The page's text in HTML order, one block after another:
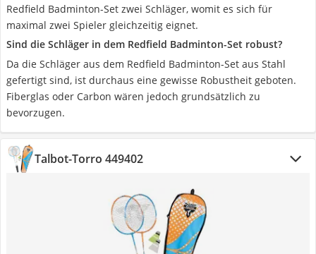
Redfield Badminton-Set zwei Schläger, womit es sich für
maximal zwei Spieler gleichzeitig eignet.
Sind die Schläger in dem Redfield Badminton-Set robust?
Da die Schläger aus dem Redfield Badminton-Set aus Stahl
gefertigt sind, ist durchaus eine gewisse Robustheit geboten.
Fiberglas oder Carbon wären jedoch grundsätzlich zu
bevorzugen.
Talbot-Torro 449402